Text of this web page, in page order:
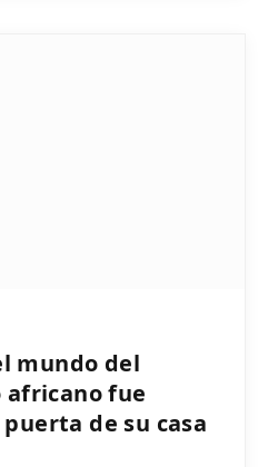
mundo del
fue
de su casa